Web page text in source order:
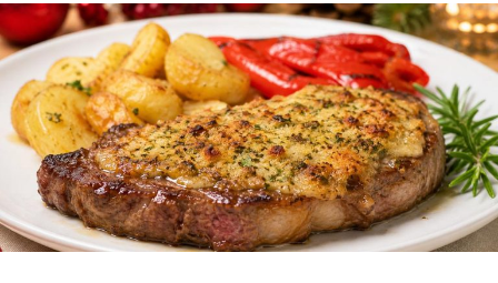
Entrecot
gratinado
a
las
finas
hierbas